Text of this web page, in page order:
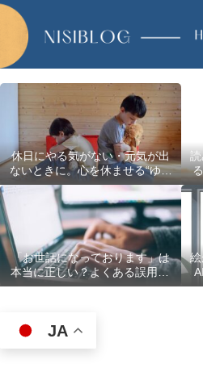
休日にやる気がない・元気が出
ないときに。心を休ませる“ゆる
い過ごし方”5選
「お世話になっております」は
本当に正しい？よくある誤用10
選
JA